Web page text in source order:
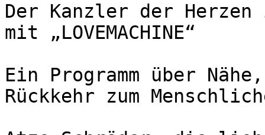
Der Kanzler der
mit „LOVEMACHINE“
Ein Programm über
Rückkehr zum